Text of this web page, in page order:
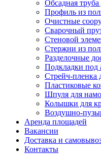
Обсадная
Профиль из
Очистные
Сварочный
Стеновой
Стержни из
Разделочные
Подкладки под
Cтрейч-пленка
Пластиковые
Шпуля для
Колышки для
Воздушно-
Аренда площадей
Вакансии
Доставка и
Контакты